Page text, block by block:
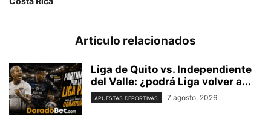
Artículo relacionados
Liga de Quito vs. Independiente
del Valle: ¿podrá Liga volver a...
APUESTAS DEPORTIVAS 7 agosto, 2026